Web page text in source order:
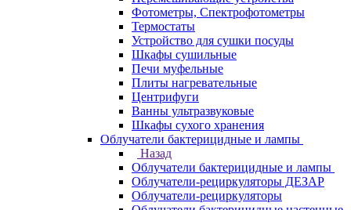
Фотометры, Спектрофотометры
Термостаты
Устройство для сушки посуды
Шкафы сушильные
Печи муфельные
Плиты нагревательные
Центрифуги
Ванны ультразвуковые
Шкафы сухого хранения
Облучатели бактерицидные и лампы
Назад
Облучатели бактерицидные и лампы
Облучатели-рециркуляторы ДЕЗАР
Облучатели-рециркуляторы